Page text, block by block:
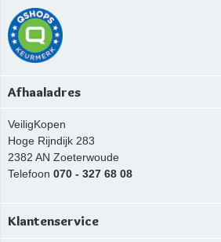
Afhaaladres
VeiligKopen
Hoge Rijndijk 283
2382 AN Zoeterwoude
Telefoon 070 - 327 68 08
Klantenservice